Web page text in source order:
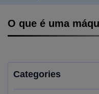
O que é uma
Categories